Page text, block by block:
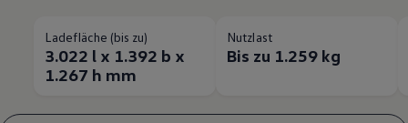
Ladefläche (bis zu)
3.022 l x 1.392 b x
1.267 h mm
Nutzlast
Bis zu 1.259 kg